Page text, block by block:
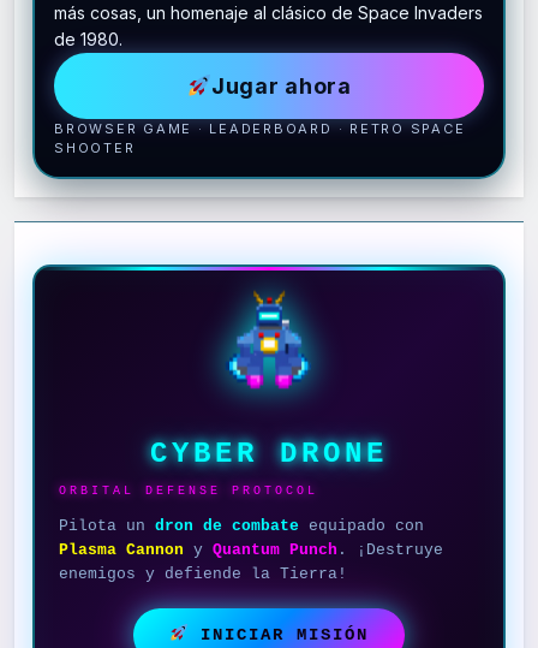
más cosas, un homenaje al clásico de Space Invaders
de 1980.
Jugar ahora
BROWSER GAME · LEADERBOARD · RETRO SPACE
SHOOTER
CYBER DRONE
ORBITAL DEFENSE PROTOCOL
Pilota un dron de combate equipado con
Plasma Cannon y Quantum Punch . ¡Destruye
enemigos y defiende la Tierra!
INICIAR MISIÓN